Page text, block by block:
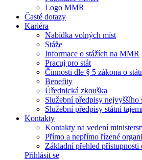
Logo MMR
Časté dotazy
Kariéra
Nabídka volných míst
Stáže
Informace o stážích na MMR
Pracuj pro stát
Činnosti dle § 5 zákona o
Benefity
Úřednická zkouška
Služební předpisy nejvyššího
Služební předpisy státní
Kontakty
Kontakty na vedení
Přímo a nepřímo řízené
Základní přehled
Přihlásit se